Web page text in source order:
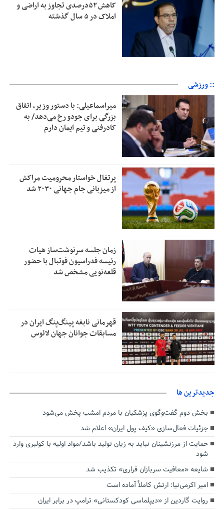
کاهش ۵۲درصدی تجاوز به اراضی و
املاک در ۵ سال گذشته
:: ورزشی
میراسماعیلی: با دستور وزیر، اتفاق
بزرگی برای جودو رخ می‌دهد/ به
کادرفنی و تیم ایمان دارم
پرتغال خواستار محرومیت مراکش
از میزبانی جام جهانی ۲۰۳۰ شد
زمان جلسه سرنوشت‌ساز هیات
رئیسه فدراسیون فوتبال با حضور
قلعه‌نویی مشخص شد
قهرمانی نابغه پینگ‌پنگ ایران در
مسابقات جوانان جهان لائوس
جديدترين ها
بخش دوم گفت‌وگوی پزشکیان با مردم امشب پخش می‌شود
جزئیات فعال‌سازی «کیف پول ایران» اعلام شد
حمایت از مرزنشینان نباید به زیان تولید باشد/مواد اولیه با کولبری وارد
شود
شایعه «معافیت سربازان فراری» تکذیب شد
امیر اکرمی‌نیا: ارتش کاملاً آماده است
روایت گاردین از «دیپلماسی کودکستانی» ترامپ در برابر ایران